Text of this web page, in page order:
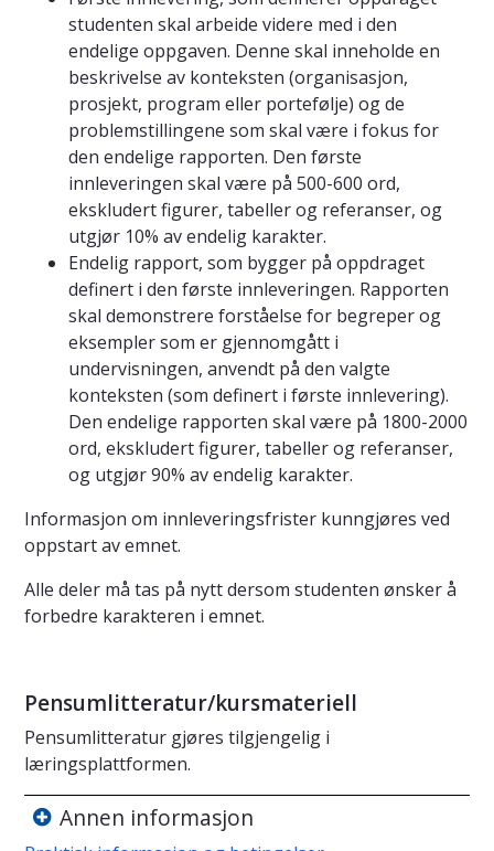
studenten skal arbeide videre med i den
endelige oppgaven. Denne skal inneholde en
beskrivelse av konteksten (organisasjon,
prosjekt, program eller portefølje) og de
problemstillingene som skal være i fokus for
den endelige rapporten. Den første
innleveringen skal være på 500-600 ord,
ekskludert figurer, tabeller og referanser, og
utgjør 10% av endelig karakter.
Endelig rapport, som bygger på oppdraget
definert i den første innleveringen. Rapporten
skal demonstrere forståelse for begreper og
eksempler som er gjennomgått i
undervisningen, anvendt på den valgte
konteksten (som definert i første innlevering).
Den endelige rapporten skal være på 1800-2000
ord, ekskludert figurer, tabeller og referanser,
og utgjør 90% av endelig karakter.
Informasjon om innleveringsfrister kunngjøres ved
oppstart av emnet.
Alle deler må tas på nytt dersom studenten ønsker å
forbedre karakteren i emnet.
Pensumlitteratur/kursmateriell
Pensumlitteratur gjøres tilgjengelig i
læringsplattformen.
Annen informasjon